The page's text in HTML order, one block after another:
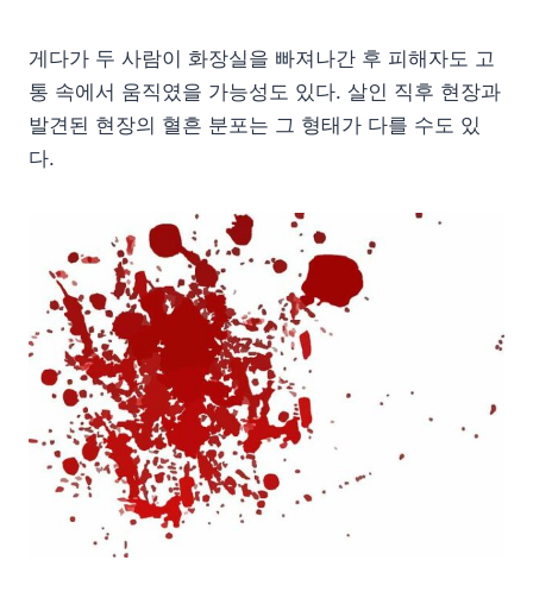
게다가 두 사람이 화장실을 빠져나간 후 피해자도 고
통 속에서 움직였을 가능성도 있다. 살인 직후 현장과
발견된 현장의 혈흔 분포는 그 형태가 다를 수도 있
다.